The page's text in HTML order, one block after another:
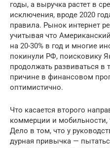
годы, а выручка растет в
исключения, вроде 2020
правила. Рынок интернет
учитывая что
на 20-30% в год и многие
покинули РФ, поисковику
продолжать развиваться в
причине в финансовом
оптимистично.
Что касается второго
коммерции и мобильности,
Дело в том, что у
дурная привычка —